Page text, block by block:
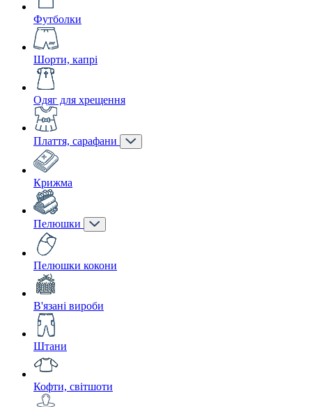
Футболки
Шорти, капрі
Одяг для хрещення
Плаття, сарафани
Крижма
Пелюшки
Пелюшки кокони
В'язані вироби
Штани
Кофти, світшоти